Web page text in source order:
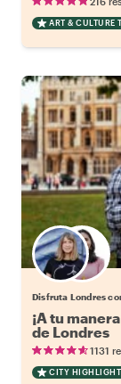
ART & CULTURE
Disfruta Londres
¡A tu
de Londres
1131
CITY